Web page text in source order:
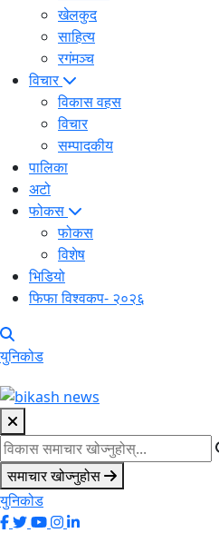
खेलकुद
साहित्य
रगंमञ्च
विचार
विकास वहस
विचार
सम्पादकीय
पालिका
अटो
फोकस
फोकस
विशेष
भिडियो
फिफा विश्वकप- २०२६
युनिकोड
समाचार खोज्नुहोस
युनिकोड